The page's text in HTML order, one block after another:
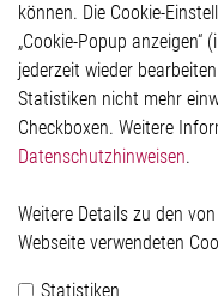
Impressum
Datenschutzerklärung
Cookie-Popup anzeigen
Elmos Semiconductor SE
Werkstättenstraße 18
können. Die Cookie-
„Cookie-Popup
jederzeit wieder
Statistiken nicht mehr
Checkboxen. Weitere
Datenschutzhinweisen.
Weitere Details zu den
Webseite verwendeten
Statistiken